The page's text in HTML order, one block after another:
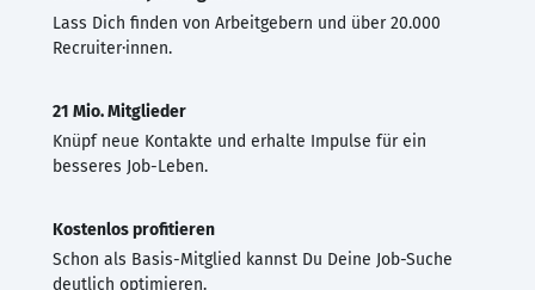
Lass Dich finden von Arbeitgebern und über 20.000
Recruiter·innen.
21 Mio. Mitglieder
Knüpf neue Kontakte und erhalte Impulse für ein
besseres Job-Leben.
Kostenlos profitieren
Schon als Basis-Mitglied kannst Du Deine Job-Suche
deutlich optimieren.